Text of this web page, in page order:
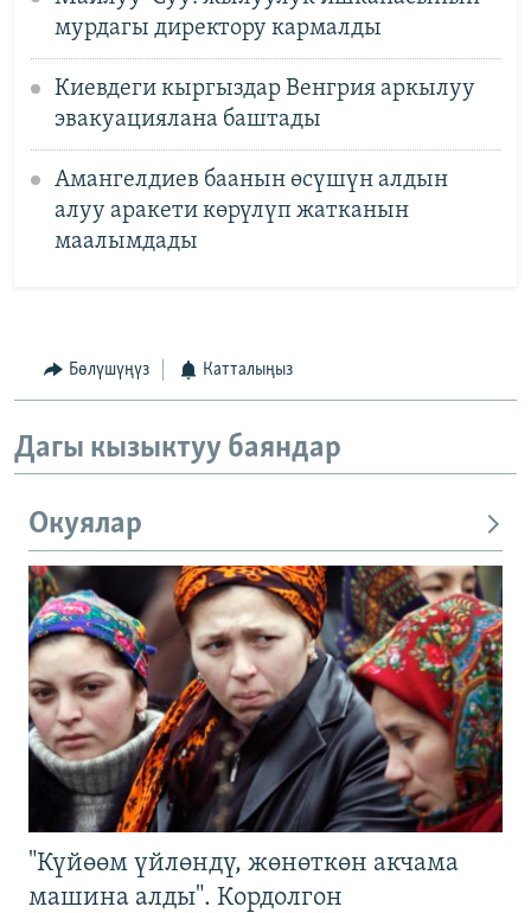
мурдагы директору кармалды
Киевдеги кыргыздар Венгрия аркылуу
эвакуациялана баштады
Амангелдиев баанын өсүшүн алдын
алуу аракети көрүлүп жатканын
маалымдады
Бөлүшүңүз Катталыңыз
Дагы кызыктуу баяндар
Окуялар
"Күйөөм үйлөндү, жөнөткөн акчама
машина алды". Кордолгон